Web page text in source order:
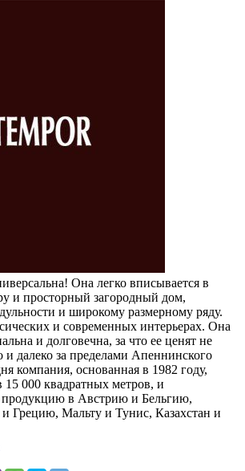
Она легко вписывается в
и просторный загородный дом,
и широкому размерному ряду.
и современных интерьерах. Она
и долговечна, за что ее ценят не
далеко за пределами Апеннинского
компания, основанная в 1982 году,
15 000 квадратных метров, и
в Австрию и Бельгию,
Грецию, Мальту и Тунис, Казахстан и